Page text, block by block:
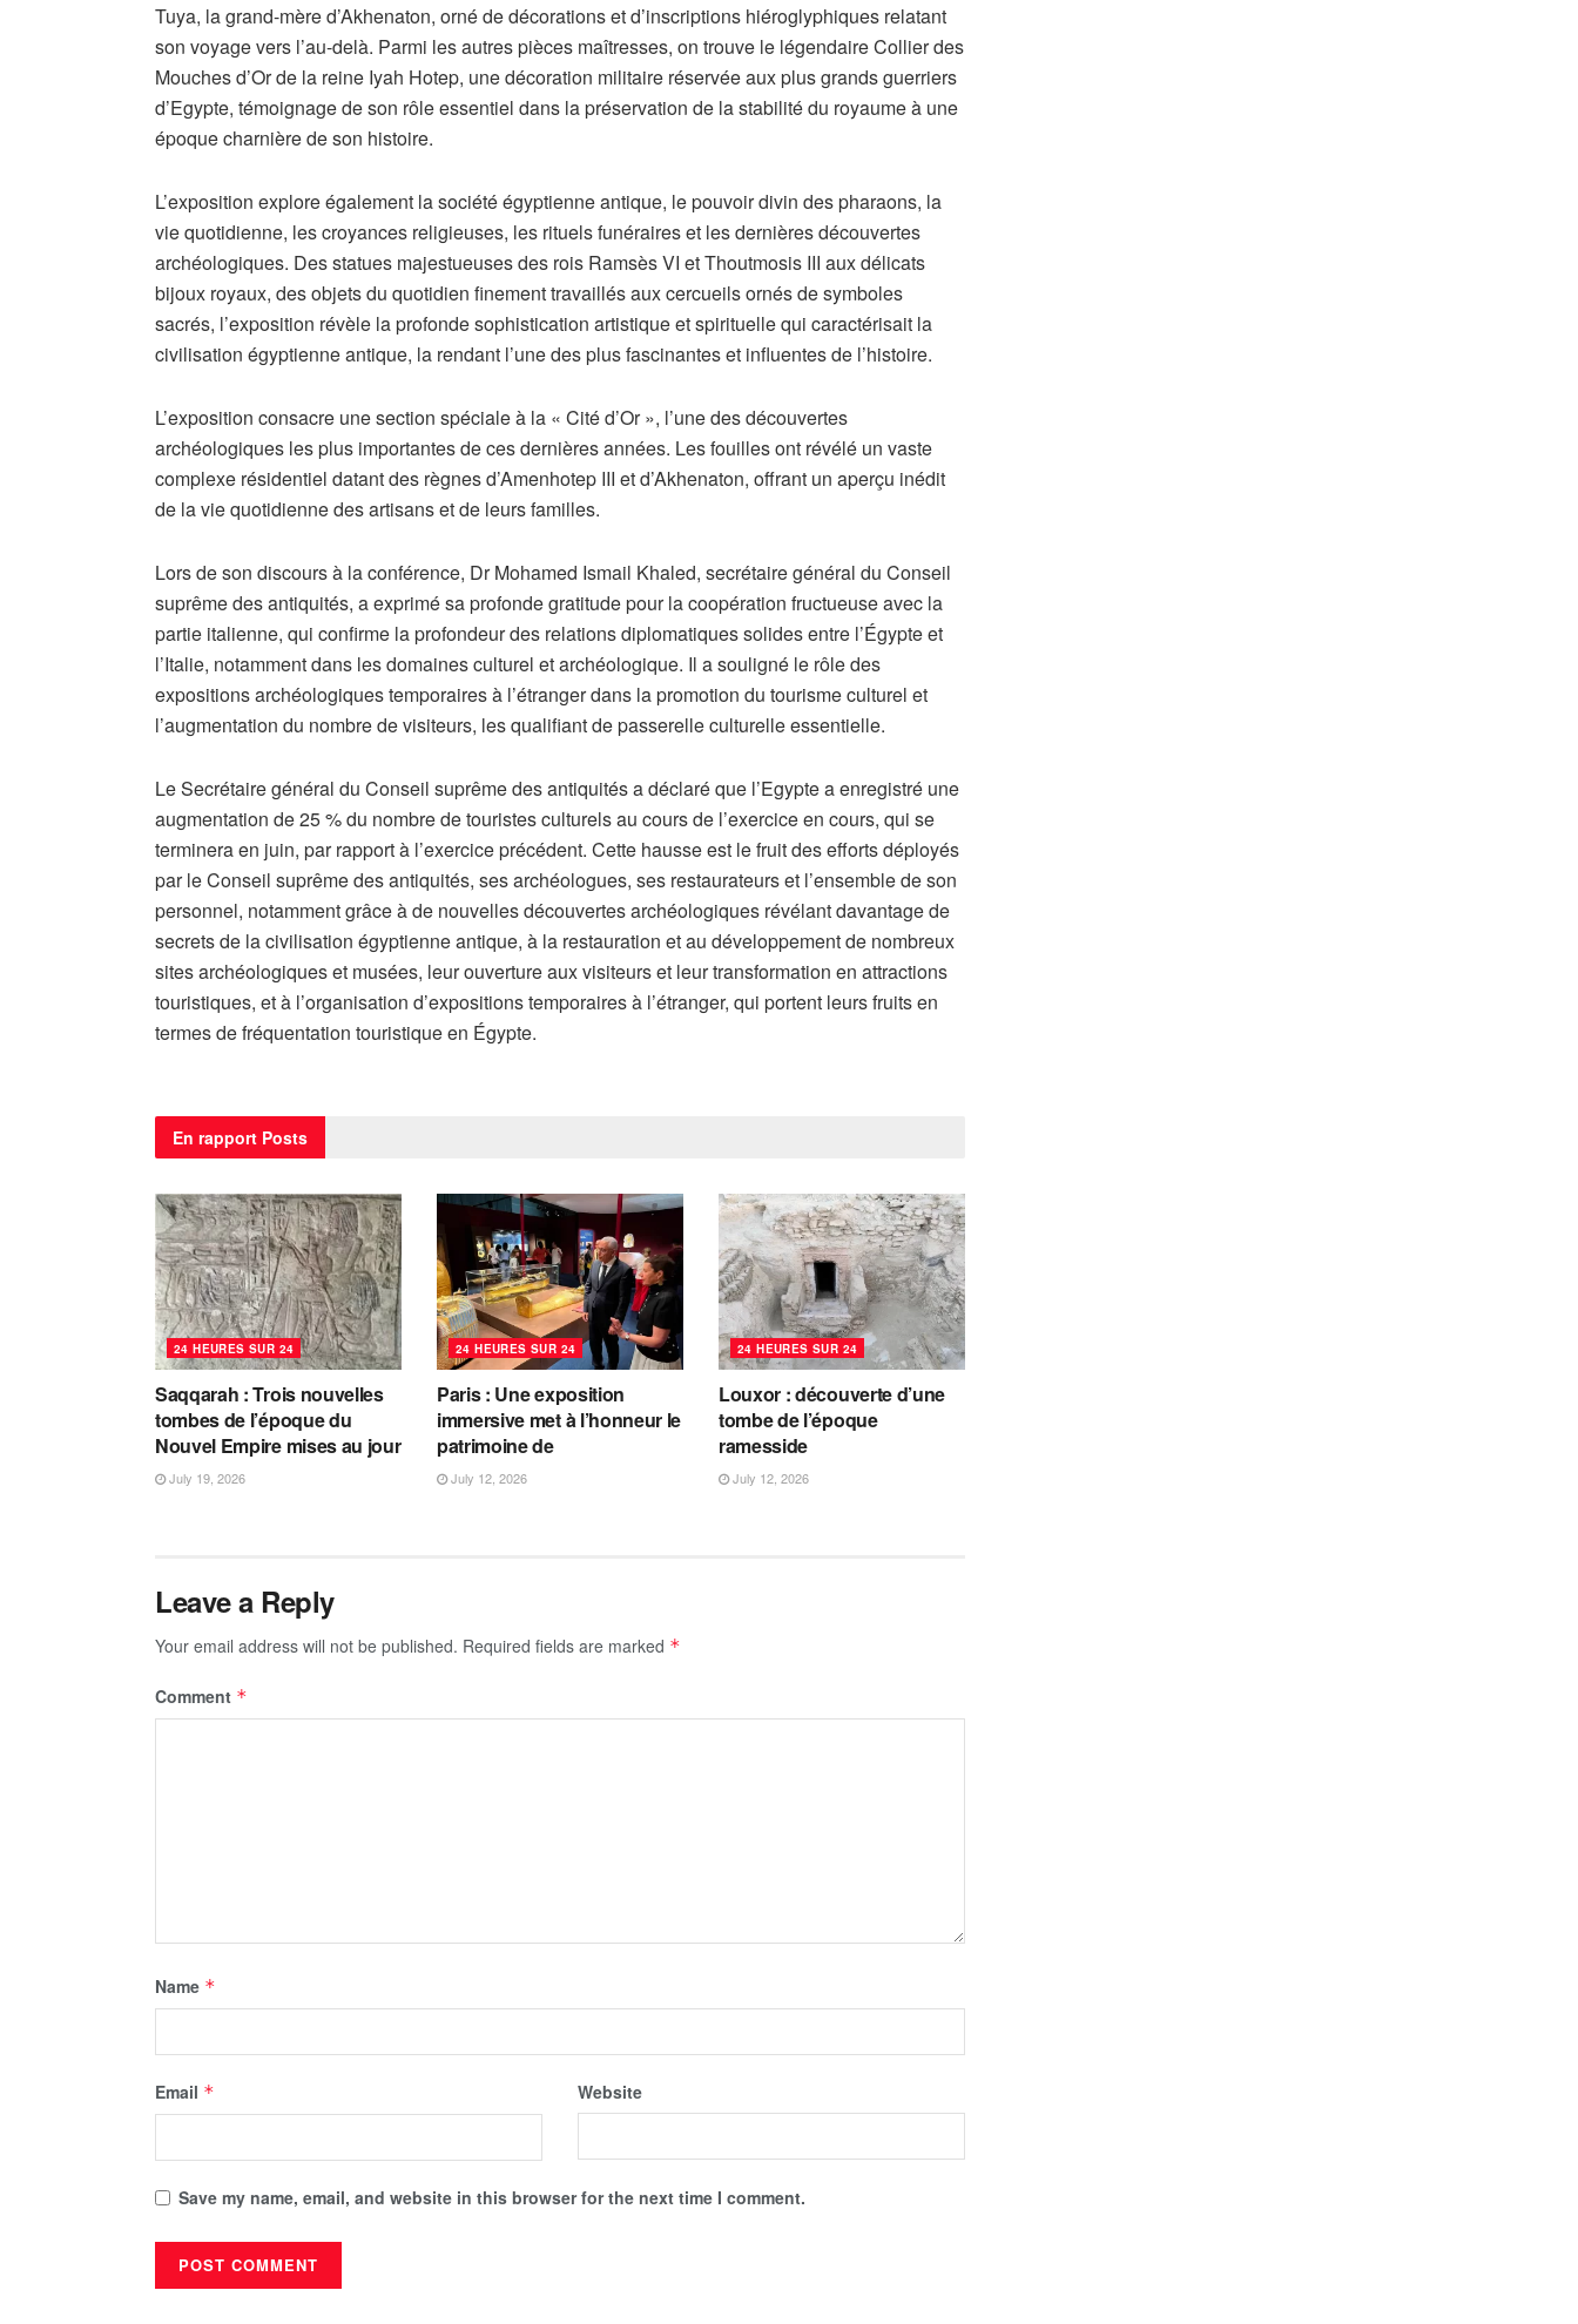
Tuya, la grand-mère d’Akhenaton, orné de décorations et d’inscriptions hiéroglyphiques relatant
son voyage vers l’au-delà. Parmi les autres pièces maîtresses, on trouve le légendaire Collier des
Mouches d’Or de la reine Iyah Hotep, une décoration militaire réservée aux plus grands guerriers
d’Egypte, témoignage de son rôle essentiel dans la préservation de la stabilité du royaume à une
époque charnière de son histoire.
L’exposition explore également la société égyptienne antique, le pouvoir divin des pharaons, la
vie quotidienne, les croyances religieuses, les rituels funéraires et les dernières découvertes
archéologiques. Des statues majestueuses des rois Ramsès VI et Thoutmosis III aux délicats
bijoux royaux, des objets du quotidien finement travaillés aux cercueils ornés de symboles
sacrés, l’exposition révèle la profonde sophistication artistique et spirituelle qui caractérisait la
civilisation égyptienne antique, la rendant l’une des plus fascinantes et influentes de l’histoire.
L’exposition consacre une section spéciale à la « Cité d’Or », l’une des découvertes
archéologiques les plus importantes de ces dernières années. Les fouilles ont révélé un vaste
complexe résidentiel datant des règnes d’Amenhotep III et d’Akhenaton, offrant un aperçu inédit
de la vie quotidienne des artisans et de leurs familles.
Lors de son discours à la conférence, Dr Mohamed Ismail Khaled, secrétaire général du Conseil
suprême des antiquités, a exprimé sa profonde gratitude pour la coopération fructueuse avec la
partie italienne, qui confirme la profondeur des relations diplomatiques solides entre l’Égypte et
l’Italie, notamment dans les domaines culturel et archéologique. Il a souligné le rôle des
expositions archéologiques temporaires à l’étranger dans la promotion du tourisme culturel et
l’augmentation du nombre de visiteurs, les qualifiant de passerelle culturelle essentielle.
Le Secrétaire général du Conseil suprême des antiquités a déclaré que l’Egypte a enregistré une
augmentation de 25 % du nombre de touristes culturels au cours de l’exercice en cours, qui se
terminera en juin, par rapport à l’exercice précédent. Cette hausse est le fruit des efforts déployés
par le Conseil suprême des antiquités, ses archéologues, ses restaurateurs et l’ensemble de son
personnel, notamment grâce à de nouvelles découvertes archéologiques révélant davantage de
secrets de la civilisation égyptienne antique, à la restauration et au développement de nombreux
sites archéologiques et musées, leur ouverture aux visiteurs et leur transformation en attractions
touristiques, et à l’organisation d’expositions temporaires à l’étranger, qui portent leurs fruits en
termes de fréquentation touristique en Égypte.
En rapport Posts
24 HEURES SUR 24
Saqqarah : Trois nouvelles
tombes de l’époque du
Nouvel Empire mises au jour
July 19, 2026
24 HEURES SUR 24
Paris : Une exposition
immersive met à l’honneur le
patrimoine de
July 12, 2026
24 HEURES SUR 24
Louxor : découverte d’une
tombe de l’époque
ramesside
July 12, 2026
Leave a Reply
Your email address will not be published. Required fields are marked *
Comment *
Name *
Email * Website
Save my name, email, and website in this browser for the next time I comment.